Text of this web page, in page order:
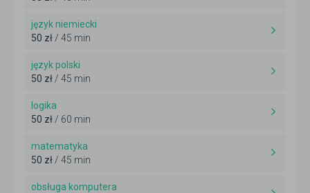
język niemiecki
50 zł / 45 min
język polski
50 zł / 45 min
logika
50 zł / 60 min
matematyka
50 zł / 45 min
obsługa komputera